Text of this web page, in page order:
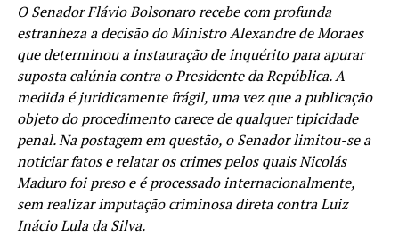
O Senador Flávio Bolsonaro recebe com profunda
estranheza a decisão do Ministro Alexandre de Moraes
que determinou a instauração de inquérito para apurar
suposta calúnia contra o Presidente da República. A
medida é juridicamente frágil, uma vez que a publicação
objeto do procedimento carece de qualquer tipicidade
penal. Na postagem em questão, o Senador limitou-se a
noticiar fatos e relatar os crimes pelos quais Nicolás
Maduro foi preso e é processado internacionalmente,
sem realizar imputação criminosa direta contra Luiz
Inácio Lula da Silva.